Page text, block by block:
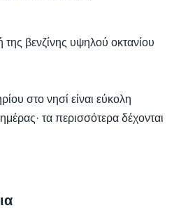
της βενζίνης υψηλού οκτανίου
στο νησί είναι εύκολη
τα περισσότερα δέχονται